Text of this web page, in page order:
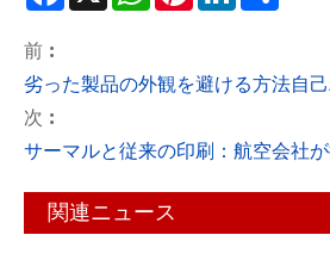
前 :
劣った製品の外観を避ける方法自
次 :
サーマルと従来の印刷：航空会社
関連ニュース